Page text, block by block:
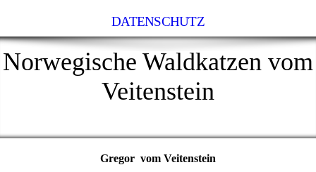
DATENSCHUTZ
Norwegische Waldkatzen vom
Veitenstein
Gregor vom Veitenstein